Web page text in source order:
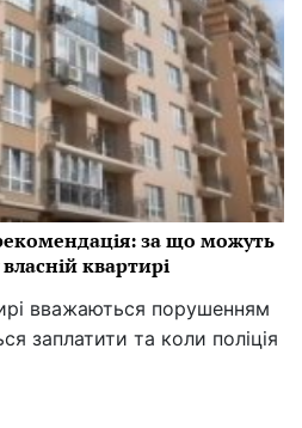
за що можуть
квартирі
вважаються порушенням
заплатити та коли поліція